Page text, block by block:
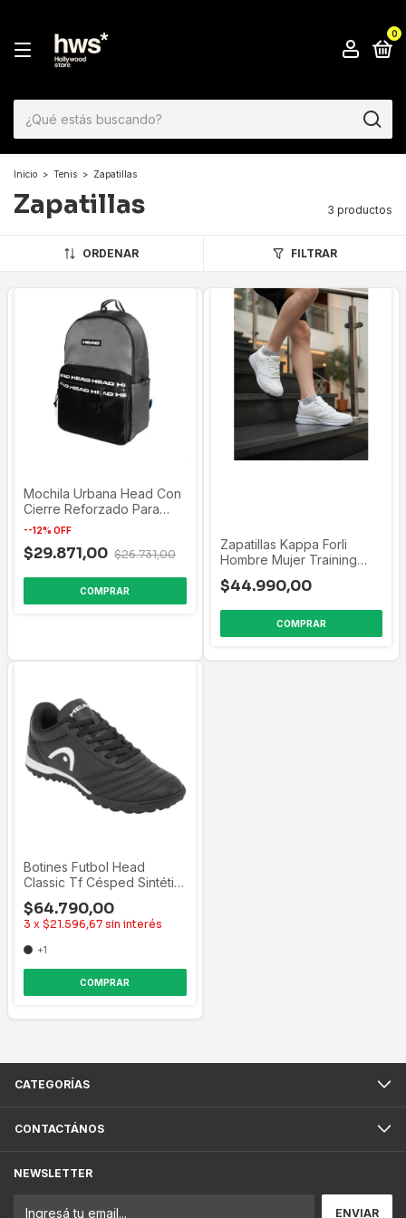
0
Inicio > Tenis > Zapatillas
Zapatillas 3 productos
ORDENAR FILTRAR
Mochila Urbana Head Con
Cierre Reforzado Para
Notebook
--12% OFF
$29.871,00 $26.731,00
Zapatillas Kappa Forli
Hombre Mujer Training
Sport Fitness
$44.990,00
COMPRAR
Botines Futbol Head
Classic Tf Césped Sintétic
$64.790,00
3 x $21.596,67 sin interés
+1
COMPRAR
CATEGORÍAS
CONTACTÁNOS
NEWSLETTER